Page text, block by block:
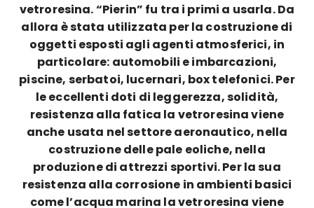
vetroresina. “Pierin” fu tra i primi a usarla. Da
allora è stata utilizzata per la costruzione di
oggetti esposti agli agenti atmosferici, in
particolare: automobili e imbarcazioni,
piscine, serbatoi, lucernari, box telefonici. Per
le eccellenti doti di leggerezza, solidità,
resistenza alla fatica la vetroresina viene
anche usata nel settore aeronautico, nella
costruzione delle pale eoliche, nella
produzione di attrezzi sportivi. Per la sua
resistenza alla corrosione in ambienti basici
come l’acqua marina la vetroresina viene